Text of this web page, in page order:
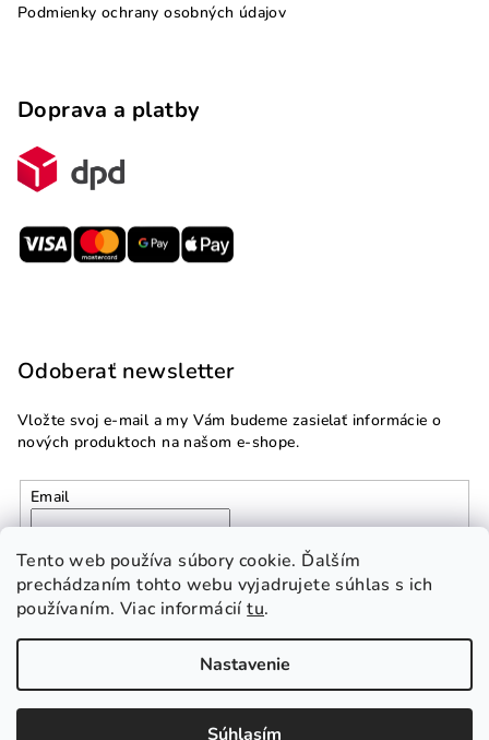
Tento web používa súbory cookie. Ďalším
prechádzaním tohto webu vyjadrujete súhlas s ich
používaním. Viac informáciítu.
Nastavenie
Súhlasím
Podmienky ochrany osobných údajov
Doprava a platby
Odoberať newsletter
Vložte svoj e-mail a my Vám budeme zasielať informácie o
nových produktoch na našom e-shope.
Email
Vložením e-mailu súhlasíte s
podmienkami ochrany
osobných údajov
Prihlásiť sa